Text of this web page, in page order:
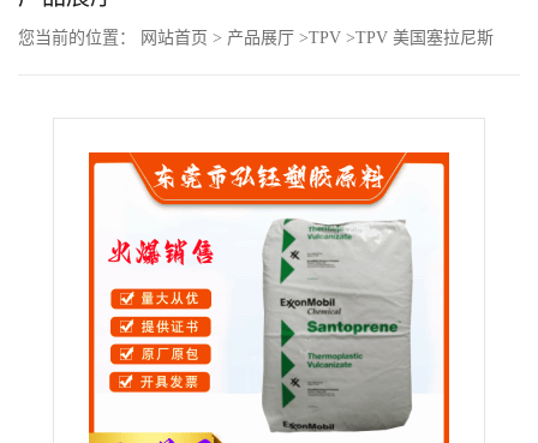
公
您当前的位置： 网站首页 > 产品展厅 >TPV >TPV 美国塞拉尼斯